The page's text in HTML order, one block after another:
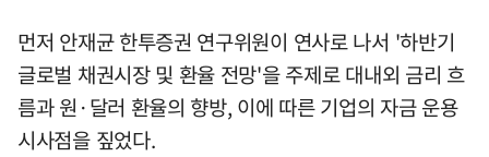
먼저 안재균 한투증권 연구위원이 연사로 나서 '하반기
글로벌 채권시장 및 환율 전망'을 주제로 대내외 금리 흐
름과 원·달러 환율의 향방, 이에 따른 기업의 자금 운용
시사점을 짚었다.